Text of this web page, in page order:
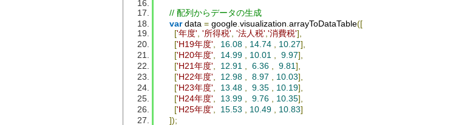
// 配列からデータの生成
var data = google visualization arrayToDataTable([
['年度' '所得税' '法人税' '消費税'],
['H19年度' 16.08 14.74 10.27],
['H20年度' 14.99 10.01 9.97],
['H21年度' 12.91 6.36 9.81],
['H22年度' 12.98 8.97 10.03],
['H23年度' 13.48 9.35 10.19],
['H24年度' 13.99 9.76 10.35],
['H25年度' 15.53 10.49 10.83]
]);